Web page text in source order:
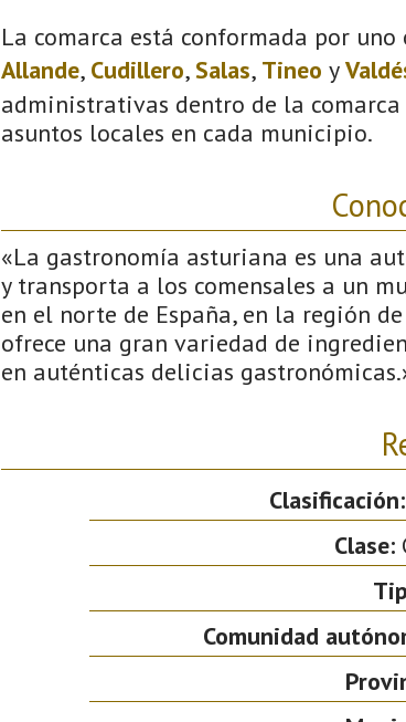
La comarca está conformada por
Allande, Cudillero,Salas, Tineo y
administrativas dentro de la
asuntos locales en cada municipio.
«La gastronomía asturiana es una
y transporta a los comensales a un
en el norte de España, en la región
ofrece una gran variedad de
en auténticas delicias
Clasificación:
Clase:
Comunidad